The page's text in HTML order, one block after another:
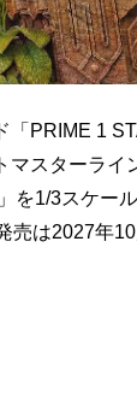
PRIME 1
スターライ
を1/3スケー
売は2027年